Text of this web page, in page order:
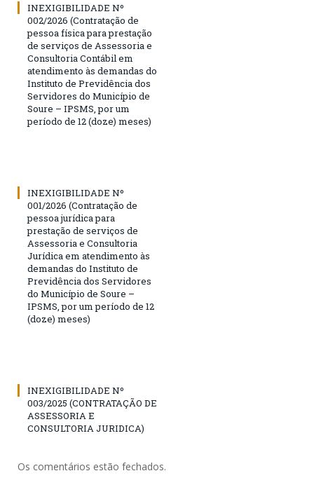
INEXIGIBILIDADE Nº
002/2026 (Contratação de
pessoa física para prestação
de serviços de Assessoria e
Consultoria Contábil em
atendimento às demandas do
Instituto de Previdência dos
Servidores do Município de
Soure – IPSMS, por um
período de 12 (doze) meses)
INEXIGIBILIDADE Nº
001/2026 (Contratação de
pessoa jurídica para
prestação de serviços de
Assessoria e Consultoria
Jurídica em atendimento às
demandas do Instituto de
Previdência dos Servidores
do Município de Soure –
IPSMS, por um período de 12
(doze) meses)
INEXIGIBILIDADE Nº
003/2025 (CONTRATAÇÃO DE
ASSESSORIA E
CONSULTORIA JURIDICA)
Os comentários estão fechados.